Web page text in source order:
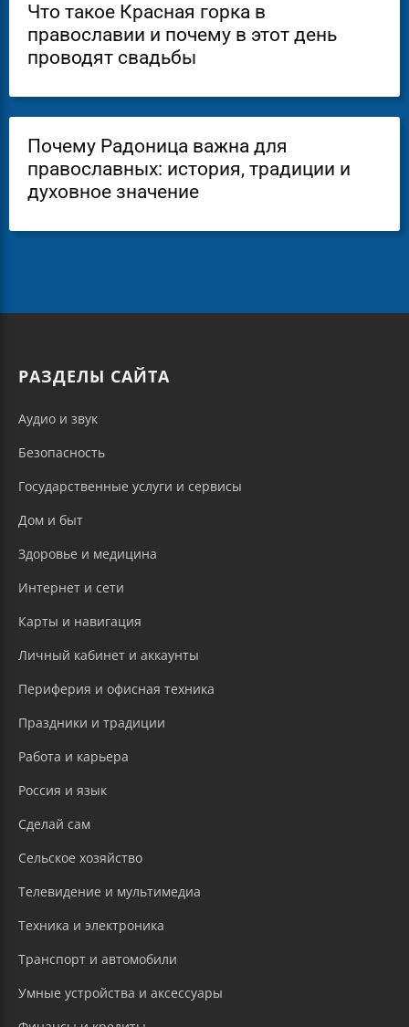
Что такое Красная горка в
православии и почему в этот день
проводят свадьбы
Почему Радоница важна для
православных: история, традиции и
духовное значение
РАЗДЕЛЫ САЙТА
Аудио и звук
Безопасность
Государственные услуги и сервисы
Дом и быт
Здоровье и медицина
Интернет и сети
Карты и навигация
Личный кабинет и аккаунты
Периферия и офисная техника
Праздники и традиции
Работа и карьера
Россия и язык
Сделай сам
Сельское хозяйство
Телевидение и мультимедиа
Техника и электроника
Транспорт и автомобили
Умные устройства и аксессуары